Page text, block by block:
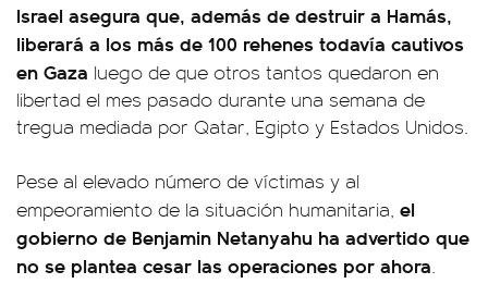
Israel asegura que, además de destruir a Hamás,
liberará a los más de 100 rehenes todavía cautivos
en Gaza luego de que otros tantos quedaron en
libertad el mes pasado durante una semana de
tregua mediada por Qatar, Egipto y Estados Unidos.
Pese al elevado número de víctimas y al
empeoramiento de la situación humanitaria, el
gobierno de Benjamin Netanyahu ha advertido que
no se plantea cesar las operaciones por ahora.